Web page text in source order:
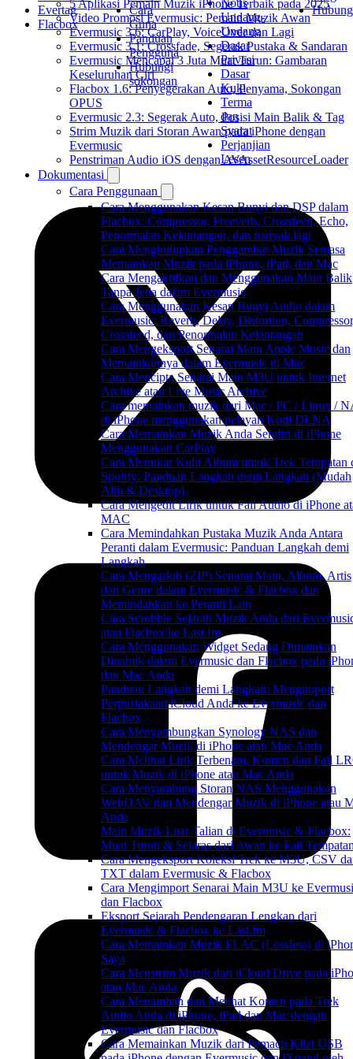
5 Aplikasi Pemain Muzik iPhone Terbaik pada 2025
Video Promosi Evermusic: Pemain Muzik Awan
Evermusic 3.6: CarPlay, VoiceOver dan Lagi
Evermusic 3.1: Crossfade, Segerak Pustaka & Sandaran
Evermusic Mencapai 3 Juta Muat Turun: Gambaran
Keseluruhan Ciri
Flacbox 1.6: Penyegerakan Auto, Penyama, Sokongan
OPUS
Evermusic 2.3: Segerak Auto, Posisi Main Balik & Tag
Strim Muzik dari Storan Awan pada iPhone dengan
Evermusic
Penstriman Audio iOS dengan AVAssetResourceLoader
Dokumentasi
Cara Penggunaan
Cara Menggunakan Kesan Bunyi dan DSP dalam
Flacbox: Compressor, Freeverb, Crossfeed, Echo,
Penormalan Kelantangan, dan banyak lagi
Cara Menghidupkan Penggambar Muzik Semasa
Memainkan Muzik pada iPhone, iPad, dan Mac
Cara Mengaktifkan dan Menggunakan Main Balik
Tanpa Jeda dalam Evermusic
Cara Menggunakan Kesan Bunyi Audio dalam
Evermusic: Reverb, Delay, Distortion,
Crossfeed, dan Penormalan Kelantangan
Cara Mengeksport Senarai Main Apple Music dan
Memainkannya dalam Evermusic di Mac
Cara Mencipta Senarai Main M3U untuk Internet
Archive atau Live Music Archive
Cara memainkan muzik dari Mac / PC / Linux /
di iPhone menggunakan pelayan Kodi DLNA
Cara Memainkan Muzik Anda Sendiri di iPhone
Menggunakan CarPlay
Cara Menukar Kulit Album untuk Trek Tempatan
Spotify: Panduan Langkah demi Langkah (Mudah
Alih & Desktop)
Cara Mengedit Lirik untuk Fail Audio di iPhone
MAC
Cara Memindahkan Pustaka Muzik Anda Antara
Peranti dalam Evermusic: Panduan Langkah demi
Langkah
Cara Mengarkib (ZIP) Senarai Main, Album, Artis
dan Genre dalam Evermusic & Flacbox dan
Memindahkan ke Peranti Lain
Cara Scrobble Sejarah Muzik Anda dari
atau Flacbox ke Last.fm
Cara Menggunakan Widget Sedang Dimainkan
Dinamik dalam Evermusic dan Flacbox pada
dan Mac Anda
Panduan Langkah demi Langkah: Mengimport
Perpustakaan iCloud Anda ke Evermusic dan
Flacbox
Cara Menyambungkan Synology NAS dan
Mendengar Muzik di iPhone atau Mac Anda
Cara Melihat Lirik Terbenam, Komen dan Fail
untuk Muzik di iPhone atau Mac Anda
Cara Menyambung Storan NAS Menggunakan
WebDAV dan Mendengar Muzik di iPhone atau
Anda
Main Muzik Luar Talian di Evermusic & Flacbox:
Muat Turun & Selaras dari Awan ke Fail
Cara Mengeksport Koleksi Trek ke M3U, CSV
TXT dalam Evermusic & Flacbox
Cara Mengimport Senarai Main M3U ke
dan Flacbox
Eksport Sejarah Pendengaran Lengkap dari
Evermusic & Flacbox ke Last.fm
Cara Memainkan Muzik FLAC (Lossless) di
Saya
Cara Menstrim Muzik dari iCloud Drive pada
atau Mac Anda
Cara Menambah dan Melihat Komen pada Trek
Audio Anda di iPhone, iPad dan Mac dengan
Evermusic dan Flacbox
Cara Memainkan Muzik dari Pemacu Kilat USB
Evertag
Flacbox
Cara
Guna
Panduan
Pengguna
Hubungi
sokongan
Notis
Undang-
Undang
Dasar
Privasi
Dasar
Kuki
Terma
dan
Syarat
Perjanjian
Lesen